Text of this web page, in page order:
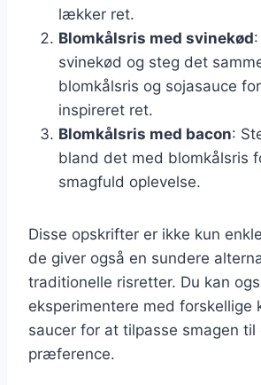
lækker ret.
Blomkålsris med svinekød
svinekød og steg det
blomkålsris og sojasauce
inspireret ret.
Blomkålsris med bacon:
bland det med blomkålsris
smagfuld oplevelse.
Disse opskrifter er ikke kun
de giver også en sundere
traditionelle risretter. Du kan
eksperimentere med forskellige
saucer for at tilpasse smagen til
præference.